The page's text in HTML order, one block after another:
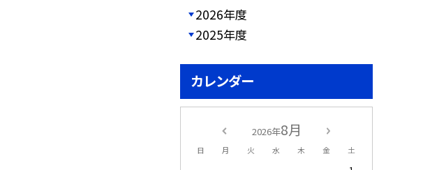
2026年度
2025年度
カレンダー
2026年8月
日 月 火 水 木 金 土